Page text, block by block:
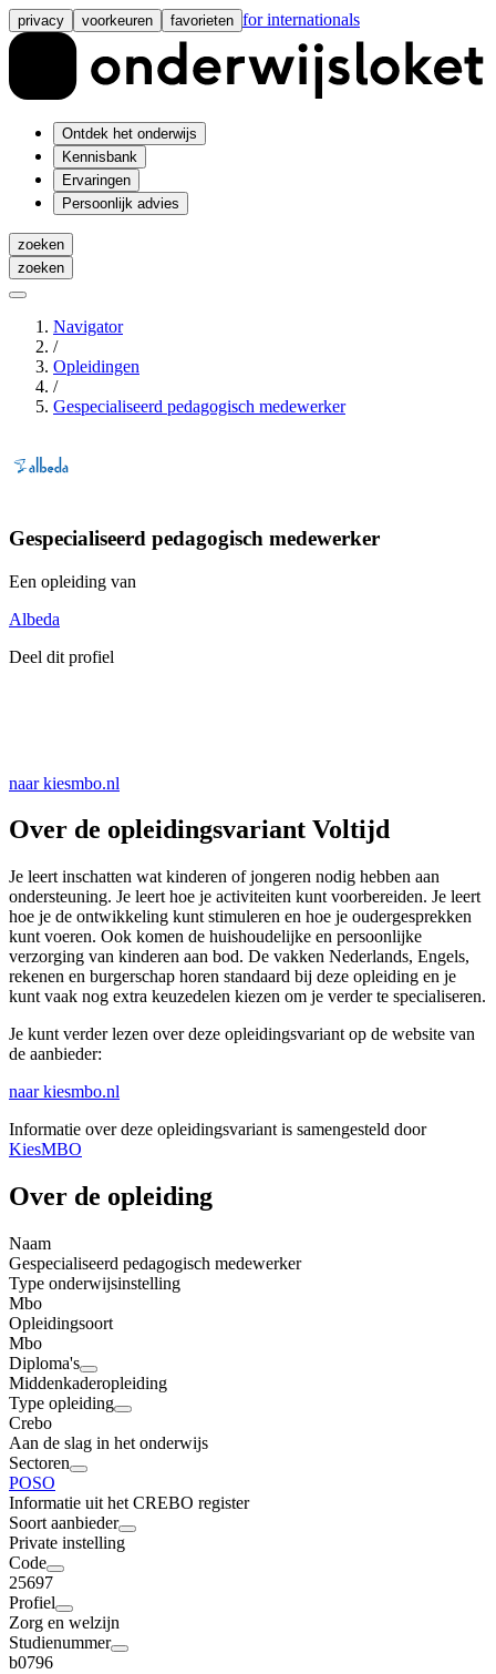
privacy voorkeuren favorieten for internationals
Ontdek het onderwijs
Kennisbank
Ervaringen
Persoonlijk advies
zoeken
zoeken
Navigator
/
Opleidingen
/
Gespecialiseerd pedagogisch medewerker
Gespecialiseerd pedagogisch medewerker
Een opleiding van
Albeda
Deel dit profiel
naar kiesmbo.nl
Over de opleidingsvariant Voltijd
Je leert inschatten wat kinderen of jongeren nodig hebben aan
ondersteuning. Je leert hoe je activiteiten kunt voorbereiden. Je leert
hoe je de ontwikkeling kunt stimuleren en hoe je oudergesprekken
kunt voeren. Ook komen de huishoudelijke en persoonlijke
verzorging van kinderen aan bod. De vakken Nederlands, Engels,
rekenen en burgerschap horen standaard bij deze opleiding en je
kunt vaak nog extra keuzedelen kiezen om je verder te specialiseren.
Je kunt verder lezen over deze opleidingsvariant op de website van
de aanbieder:
naar kiesmbo.nl
Informatie over deze opleidingsvariant is samengesteld door
KiesMBO
Over de opleiding
Naam
Gespecialiseerd pedagogisch medewerker
Type onderwijsinstelling
Mbo
Opleidingsoort
Mbo
Diploma's
Middenkaderopleiding
Type opleiding
Crebo
Aan de slag in het onderwijs
Sectoren
POSO
Informatie uit het CREBO register
Soort aanbieder
Private instelling
Code
25697
Profiel
Zorg en welzijn
Studienummer
b0796